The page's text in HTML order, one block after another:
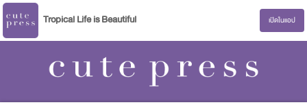
Tropical Life is Beautiful เปิดในแอป